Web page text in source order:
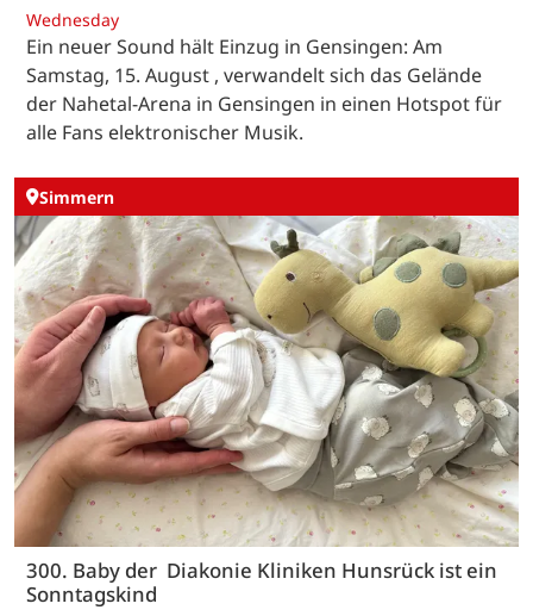
Wednesday
Ein neuer Sound hält Einzug in Gensingen: Am
Samstag, 15. August , verwandelt sich das Gelände
der Nahetal-Arena in Gensingen in einen Hotspot für
alle Fans elektronischer Musik.
Simmern
300. Baby der Diakonie Kliniken Hunsrück ist ein
Sonntagskind